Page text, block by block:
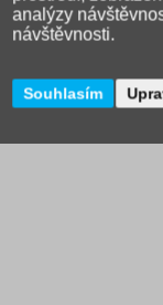
Zvýrazňovač
fluorescenčním
papírů. Šíře stopy
analýzy
návštěvnosti.
Souhlasím